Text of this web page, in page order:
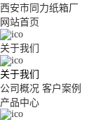
西安市同力纸箱厂
网站首页
关于我们
关于我们
公司概况 客户案例
产品中心